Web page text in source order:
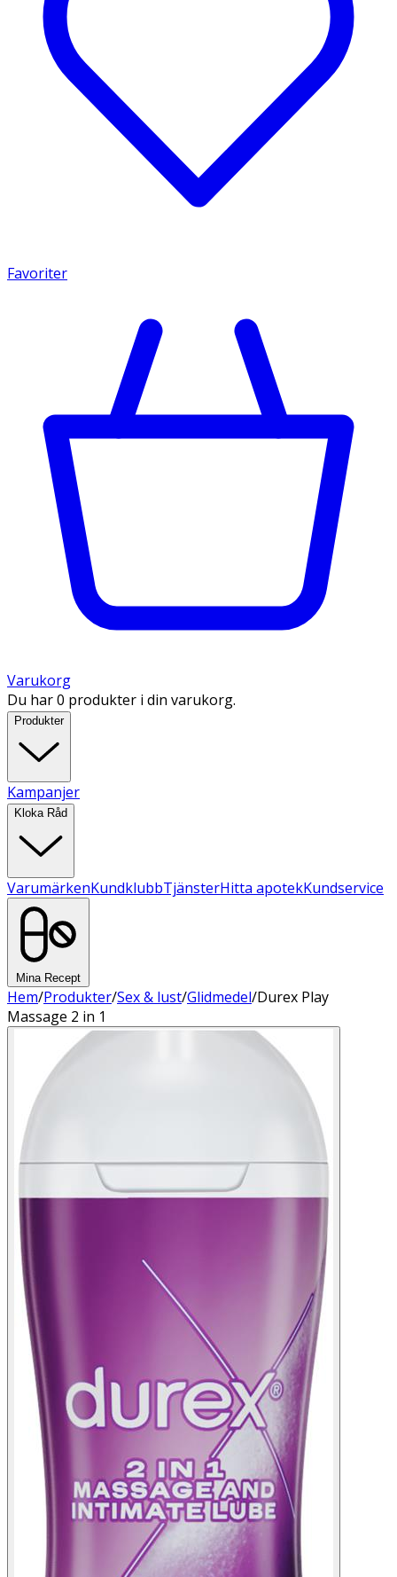
Favoriter
Varukorg
Du har 0 produkter i din varukorg.
Produkter
Kampanjer
Kloka Råd
VarumärkenKundklubbTjänsterHitta apotekKundservice
Mina Recept
Hem/Produkter/Sex & lust/Glidmedel/Durex Play
Massage 2 in 1